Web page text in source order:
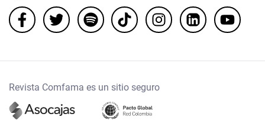
Revista Comfama es un sitio seguro